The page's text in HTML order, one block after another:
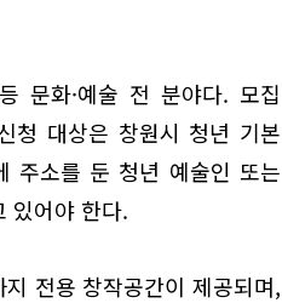
문화·예술 전 분야다. 모집
청 대상은 창원시 청년 기본
주소를 둔 청년 예술인 또는
있어야 한다.
전용 창작공간이 제공되며,